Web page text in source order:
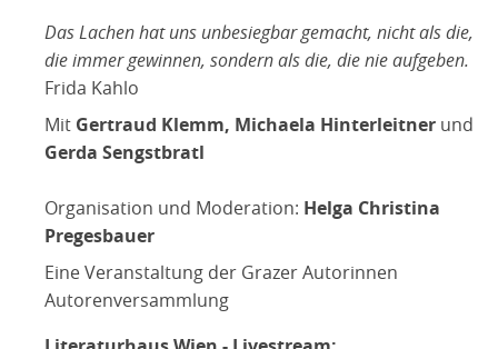
Das Lachen hat uns unbesiegbar gemacht, nicht als die,
die immer gewinnen, sondern als die, die nie aufgeben.
Frida Kahlo
Mit Gertraud Klemm, Michaela Hinterleitner und
Gerda Sengstbratl
Organisation und Moderation: Helga Christina
Pregesbauer
Eine Veranstaltung der Grazer Autorinnen
Autorenversammlung